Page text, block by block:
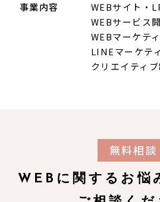
事業内容
WEBサイト・
WEBサービス
WEBマーケテ
LINEマーケテ
クリエイティ
無料相談
WEBに関するお悩